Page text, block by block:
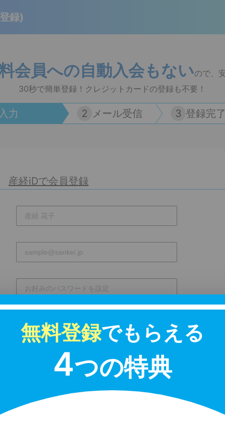
録)
会員への自動入会もないので、
30秒で簡単登録！ クレジットカードの登録も不要！
入力 2 メール受信 3 登録完了
産経iDで会員登録
入力したパスワードを表示
利用規約
は、当社が運営する「産経オンライン英会話Plus
ンライン英会話サービス並びにその他関連するサ
無料登録でもらえる
4つの特典